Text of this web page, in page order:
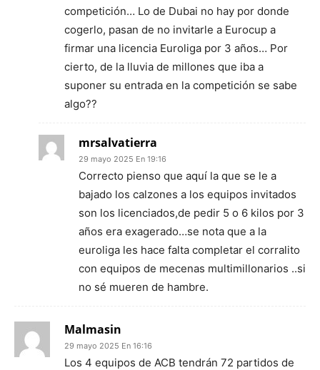
competición… Lo de Dubai no hay por donde
cogerlo, pasan de no invitarle a Eurocup a
firmar una licencia Euroliga por 3 años… Por
cierto, de la lluvia de millones que iba a
suponer su entrada en la competición se sabe
algo??
mrsalvatierra
29 mayo 2025 En 19:16
Correcto pienso que aquí la que se le a
bajado los calzones a los equipos invitados
son los licenciados,de pedir 5 o 6 kilos por 3
años era exagerado…se nota que a la
euroliga les hace falta completar el corralito
con equipos de mecenas multimillonarios ..si
no sé mueren de hambre.
Malmasin
29 mayo 2025 En 16:16
Los 4 equipos de ACB tendrán 72 partidos de